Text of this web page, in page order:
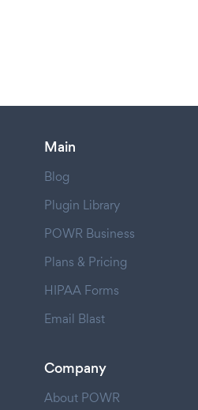
Main
Blog
Plugin Library
POWR Business
Plans & Pricing
HIPAA Forms
Email Blast
Company
About POWR